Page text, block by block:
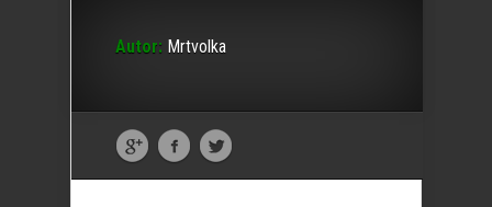
Autor: Mrtvolka